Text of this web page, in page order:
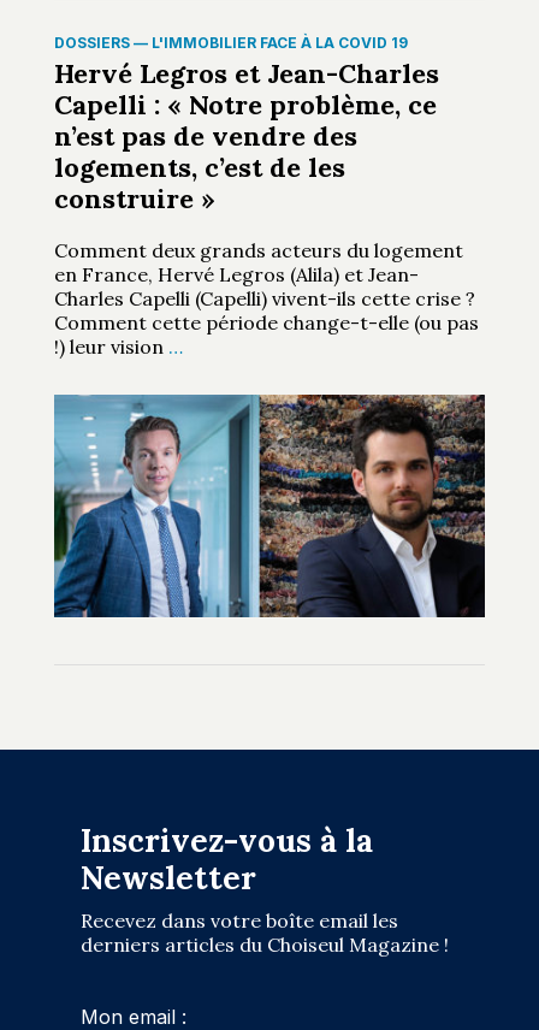
DOSSIERS — L'IMMOBILIER FACE À LA COVID 19
Hervé Legros et Jean-Charles
Capelli : « Notre problème, ce
n’est pas de vendre des
logements, c’est de les
construire »
Comment deux grands acteurs du logement
en France, Hervé Legros (Alila) et Jean-
Charles Capelli (Capelli) vivent-ils cette crise ?
Comment cette période change-t-elle (ou pas
!) leur vision …
Inscrivez-vous à la
Newsletter
Recevez dans votre boîte email les
derniers articles du Choiseul Magazine !